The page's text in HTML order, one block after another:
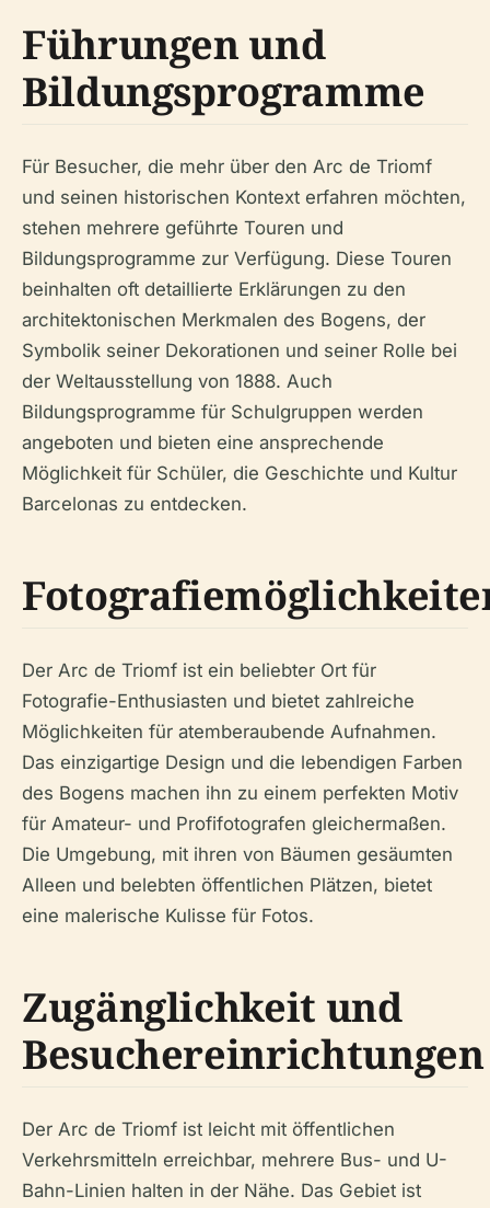
Führungen und
Bildungsprogramme
Für Besucher, die mehr über den Arc de Triomf
und seinen historischen Kontext erfahren möchten,
stehen mehrere geführte Touren und
Bildungsprogramme zur Verfügung. Diese Touren
beinhalten oft detaillierte Erklärungen zu den
architektonischen Merkmalen des Bogens, der
Symbolik seiner Dekorationen und seiner Rolle bei
der Weltausstellung von 1888. Auch
Bildungsprogramme für Schulgruppen werden
angeboten und bieten eine ansprechende
Möglichkeit für Schüler, die Geschichte und Kultur
Barcelonas zu entdecken.
Der Arc de Triomf ist ein beliebter Ort für
Fotografie-Enthusiasten und bietet zahlreiche
Möglichkeiten für atemberaubende Aufnahmen.
Das einzigartige Design und die lebendigen Farben
des Bogens machen ihn zu einem perfekten Motiv
für Amateur- und Profifotografen gleichermaßen.
Die Umgebung, mit ihren von Bäumen gesäumten
Alleen und belebten öffentlichen Plätzen, bietet
eine malerische Kulisse für Fotos.
Zugänglichkeit und
Besuchereinrichtungen
Der Arc de Triomf ist leicht mit öffentlichen
Verkehrsmitteln erreichbar, mehrere Bus- und U-
Bahn-Linien halten in der Nähe. Das Gebiet ist